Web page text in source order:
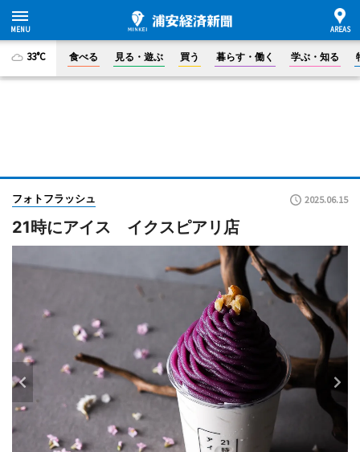
33°C 食べる 見る・遊ぶ 買う 暮らす・働く 学ぶ・知る
フォトフラッシュ 2025.06.15
21時にアイス イクスピアリ店